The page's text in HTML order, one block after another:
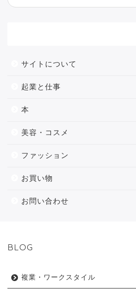
サイトについて
起業と仕事
本
美容・コスメ
ファッション
お買い物
お問い合わせ
BLOG
複業・ワークスタイル